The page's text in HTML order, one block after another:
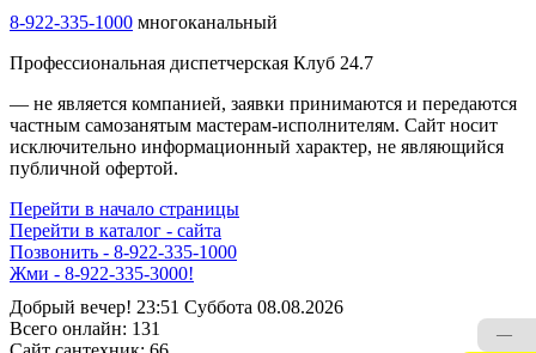
8-922-335-1000 многоканальный
Профессиональная диспетчерская Клуб 24.7
— не является компанией, заявки принимаются и передаются
частным самозанятым мастерам‑исполнителям. Сайт носит
исключительно информационный характер, не являющийся
публичной офертой.
Перейти в начало страницы
Перейти в каталог - сайта
Позвонить - 8-922-335-1000
Жми - 8-922-335-3000!
Добрый вечер! 23:51 Суббота 08.08.2026
Всего онлайн: 131
—